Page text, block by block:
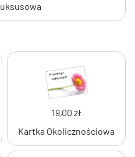
19,00 zł
Kartka Okolicznościowa